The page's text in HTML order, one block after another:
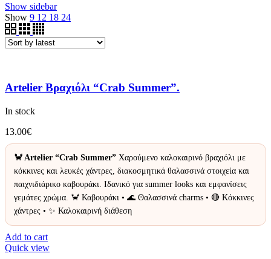
Show sidebar
Show 9 12 18 24
Artelier Βραχιόλι “Crab Summer”.
In stock
13.00€
🦀 Artelier “Crab Summer” Χαρούμενο καλοκαιρινό βραχιόλι με
κόκκινες και λευκές χάντρες, διακοσμητικά θαλασσινά στοιχεία και
παιχνιδιάρικο καβουράκι. Ιδανικό για summer looks και εμφανίσεις
γεμάτες χρώμα. 🦀 Καβουράκι • 🌊 Θαλασσινά charms • 🔴 Κόκκινες
χάντρες • ✨ Καλοκαιρινή διάθεση
Add to cart
Quick view